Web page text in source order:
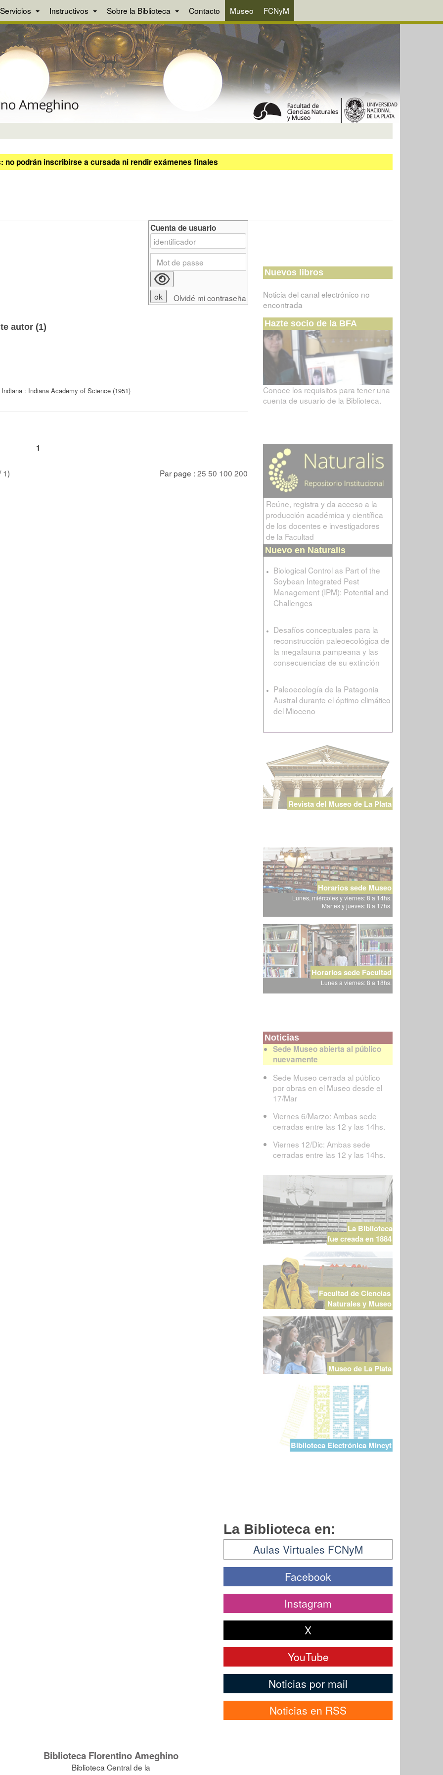
Servicios Instructivos Sobre la Biblioteca Contacto Museo FCNyM
podrán inscribirse a cursada ni rendir exámenes finales
autor (1)
: Indiana Academy of Science (1951)
1
1) Par page : 25 50 100 200
Cuenta de usuario
Olvidé mi contraseña
Nuevos libros
Noticia del canal electrónico no
encontrada
Hazte socio de la BFA
Conoce los requisitos para tener una
cuenta de usuario de la Biblioteca.
Reúne, registra y da acceso a la
producción académica y científica
de los docentes e investigadores
de la Facultad
Nuevo en Naturalis
Biological Control as Part of the
Soybean Integrated Pest
Management (IPM): Potential and
Challenges
Desafíos conceptuales para la
reconstrucción paleoecológica de
la megafauna pampeana y las
consecuencias de su extinción
Paleoecología de la Patagonia
Austral durante el óptimo climático
del Mioceno
Revista del Museo de La Plata
Horarios sede Museo
Lunes, miércoles y viernes: 8 a 14hs.
Martes y jueves: 8 a 17hs.
Horarios sede Facultad
Lunes a viernes: 8 a 18hs.
Noticias
Sede Museo abierta al público
nuevamente
Sede Museo cerrada al público
por obras en el Museo desde el
17/Mar
Viernes 6/Marzo: Ambas sede
cerradas entre las 12 y las 14hs.
Viernes 12/Dic: Ambas sede
cerradas entre las 12 y las 14hs.
La Biblioteca
fue creada en 1884
Facultad de Ciencias
Naturales y Museo
Museo de La Plata
Biblioteca Electrónica Mincyt
La Biblioteca en:
Aulas Virtuales FCNyM
Facebook
Instagram
X
YouTube
Noticias por mail
Noticias en RSS
Biblioteca Florentino Ameghino
Biblioteca Central de la